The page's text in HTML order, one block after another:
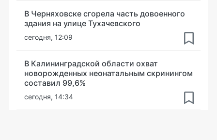
В Черняховске сгорела часть довоенного
здания на улице Тухачевского
сегодня, 12:09
В Калининградской области охват
новорожденных неонатальным скринингом
составил 99,6%
сегодня, 14:34